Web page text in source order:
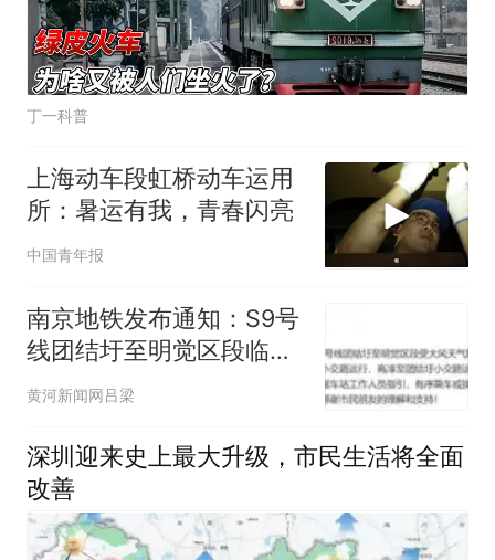
丁一科普
上海动车段虹桥动车运用
所：暑运有我，青春闪亮
中国青年报
南京地铁发布通知：S9号
线团结圩至明觉区段临时
停运
黄河新闻网吕梁
深圳迎来史上最大升级，市民生活将全面
改善